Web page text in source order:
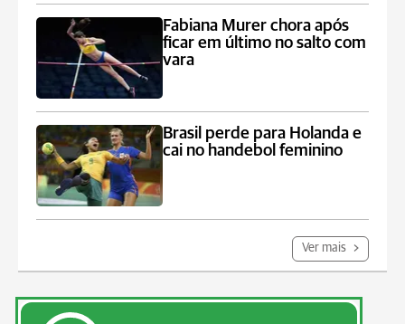
Fabiana Murer chora após
ficar em último no salto com
vara
Brasil perde para Holanda e
cai no handebol feminino
Ver mais